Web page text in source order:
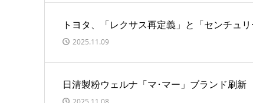
トヨタ、「レクサス再定義」と「センチュ
2025.11.09
日清製粉ウェルナ「マ･マー」ブランド刷